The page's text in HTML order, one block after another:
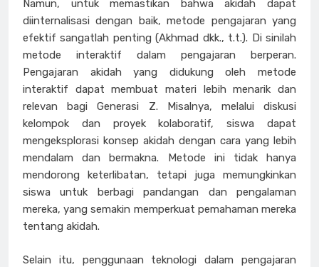
Namun, untuk memastikan bahwa akidah dapat
diinternalisasi dengan baik, metode pengajaran yang
efektif sangatlah penting(Akhmad dkk., t.t.). Di sinilah
metode interaktif dalam pengajaran berperan.
Pengajaran akidah yang didukung oleh metode
interaktif dapat membuat materi lebih menarik dan
relevan bagi Generasi Z. Misalnya, melalui diskusi
kelompok dan proyek kolaboratif, siswa dapat
mengeksplorasi konsep akidah dengan cara yang lebih
mendalam dan bermakna. Metode ini tidak hanya
mendorong keterlibatan, tetapi juga memungkinkan
siswa untuk berbagi pandangan dan pengalaman
mereka, yang semakin memperkuat pemahaman mereka
tentang akidah.
Selain itu, penggunaan teknologi dalam pengajaran